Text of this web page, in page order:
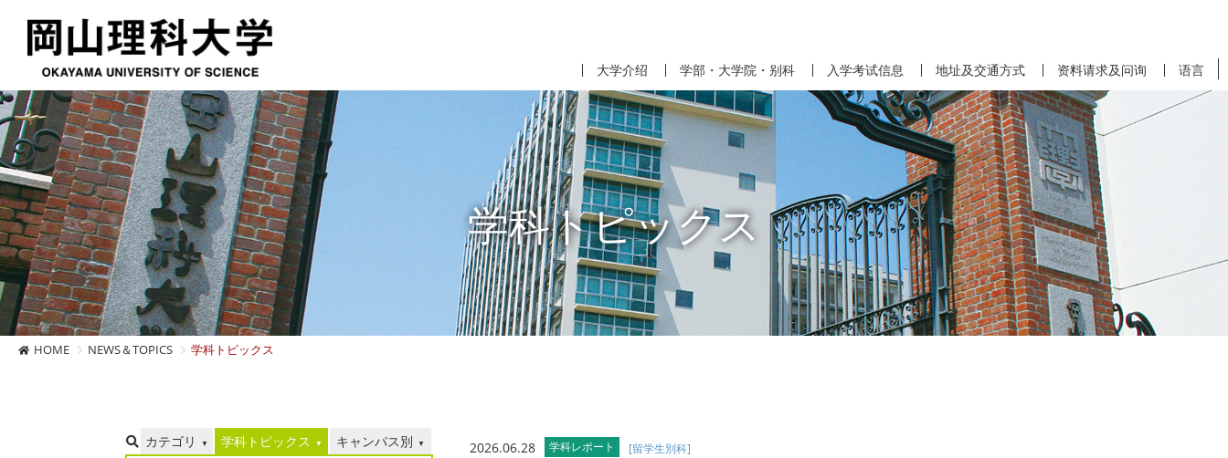
大学介绍 学部・大学院・别科 入学考试信息 地址及交通方式 资料请求及问询 语言
学科トピックス
HOME NEWS＆TOPICS 学科トピックス
カテゴリ 学科トピックス キャンパス別 2026.06.28 学科レポート [留学生別科]